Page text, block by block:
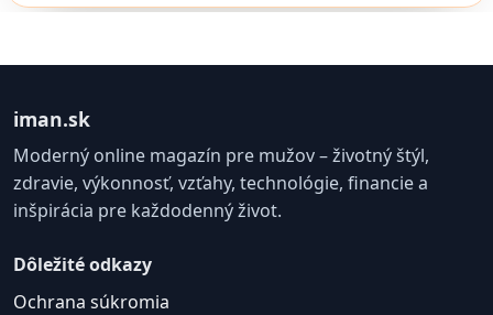
iman.sk
Moderný online magazín pre mužov – životný štýl,
zdravie, výkonnosť, vzťahy, technológie, financie a
inšpirácia pre každodenný život.
Dôležité odkazy
Ochrana súkromia